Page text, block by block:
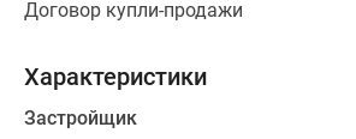
практичными
гостиными,
спальнями
с
Договор купли-продажи
Характеристики
Застройщик